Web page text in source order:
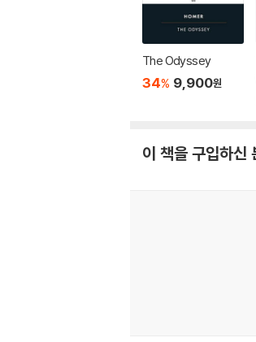
The Odyssey
34% 9,900원
이 책을 구입하신